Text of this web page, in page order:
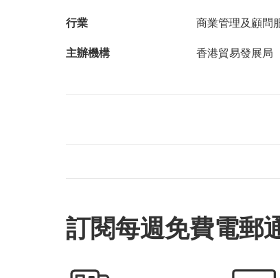
行業 商業管理及顧問
主辦機構 香港貿易發展局
訂閱每週免費電郵